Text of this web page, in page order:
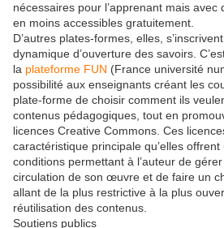
nécessaires pour l’apprenant mais
en moins accessibles gratuitement.
D’autres plates-formes, elles,
dynamique d’ouverture des savoirs.
la plateforme FUN (France université
possibilité aux enseignants créant les
plate-forme de choisir comment ils
contenus pédagogiques, tout en
licences Creative Commons. Ces
caractéristique principale qu’elles
conditions permettant à l’auteur de
circulation de son œuvre et de faire un
allant de la plus restrictive à la plus
réutilisation des contenus.
Soutiens publics